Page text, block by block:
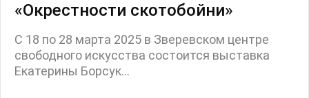
«Окрестности скотобойни»
С 18 по 28 марта 2025 в Зверевском центре
свободного искусства состоится выставка
Екатерины Борсук...